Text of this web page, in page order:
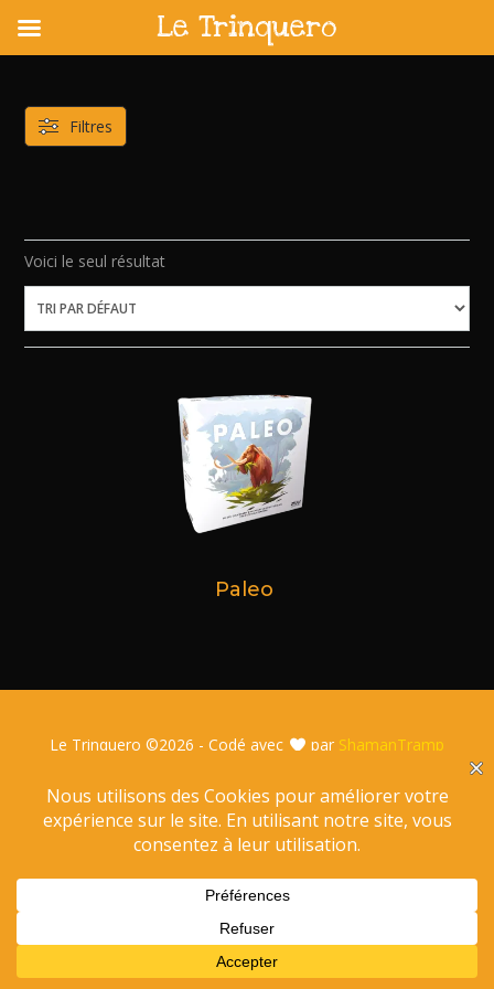
content
Voici le seul résultat
Paleo
Filtres
Le Trinquero ©2026 - Codé avec par ShamanTramp
Le Trinquero